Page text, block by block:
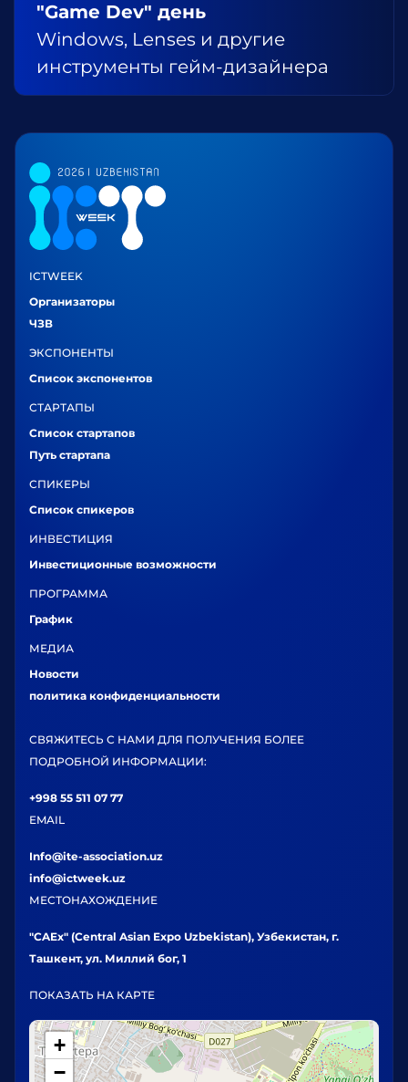
"Game Dev" день
Windows, Lenses и другие
инструменты гейм-дизайнера
ICTWEEK
Организаторы
ЧЗВ
ЭКСПОНЕНТЫ
Список экспонентов
СТАРТАПЫ
Список стартапов
Путь стартапа
СПИКЕРЫ
Список спикеров
ИНВЕСТИЦИЯ
Инвестиционные возможности
ПРОГРАММА
График
МЕДИА
Новости
политика конфиденциальности
СВЯЖИТЕСЬ С НАМИ ДЛЯ ПОЛУЧЕНИЯ БОЛЕЕ
ПОДРОБНОЙ ИНФОРМАЦИИ:
+998 55 511 07 77
EMAIL
Info@ite-association.uz
info@ictweek.uz
МЕСТОНАХОЖДЕНИЕ
"CAEx" (Central Asian Expo Uzbekistan), Узбекистан, г.
Ташкент, ул. Миллий бог, 1
ПОКАЗАТЬ НА КАРТЕ
+
−